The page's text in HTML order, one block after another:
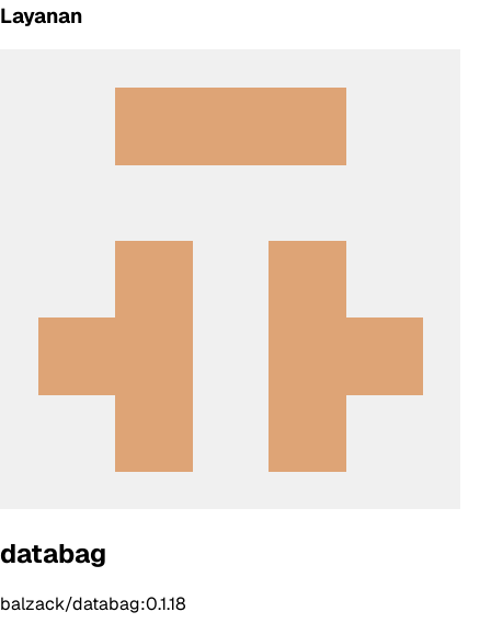
Layanan
databag
balzack/databag:0.1.18